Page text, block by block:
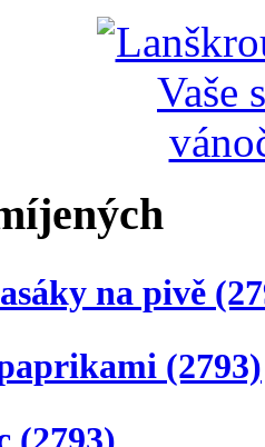
na pivě
(2793)